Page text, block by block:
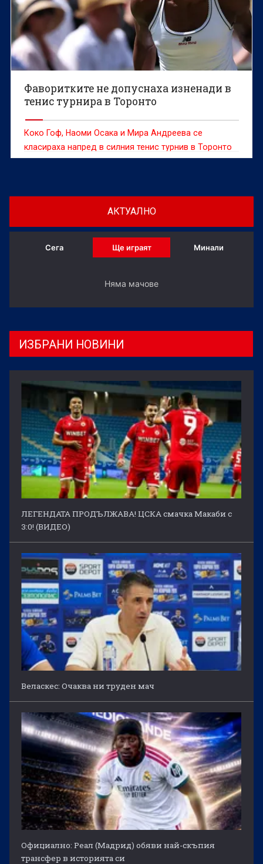
Фаворитките не допуснаха изненади в
тенис турнира в Торонто
Коко Гоф, Наоми Осака и Мира Андреева се
класираха напред в силния тенис турнив в Торонто
АКТУАЛНО
Сега Ще играят Минали
Няма мачове
ИЗБРАНИ НОВИНИ
ЛЕГЕНДАТА ПРОДЪЛЖАВА! ЦСКА смачка Макаби с
3:0! (ВИДЕО)
Веласкес: Очаква ни труден мач
Официално: Реал (Мадрид) обяви най-скъпия
трансфер в историята си